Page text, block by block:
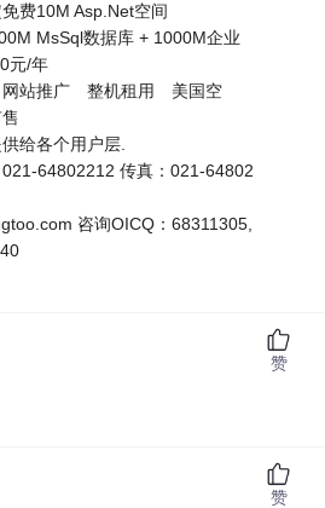
费10M Asp.Net空间
MsSql数据库 + 1000M企业
元/年
站推广 整机租用 美国空
给各个用户层.
64802212 传真：021-64802
咨询OICQ：68311305,
赞
赞